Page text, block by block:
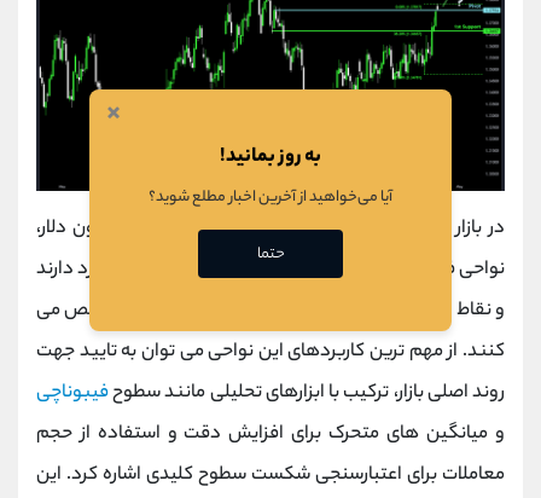
در بازار فارکس با حجم معاملات
روزانه بیش از 6 تریلیون دلار،
نواحی فیلیپ به عنوان ابزاری کلیدی درپرایس اکشن
کاربرد دارند
و نقاط
کم ‌ریسکی را برای معامله ‌گران مشخص می
کنند. از مهم ‌ترین کاربردهای این نواحی می ‌توان به تایید جهت
روند اصلی بازار، ترکیب با ابزارهای تحلیلی مانند سطوحفیبوناچی
و میانگین‌ های متحرک برای افزایش دقت و استفاده از حجم
معاملات برای اعتبارسنجی شکست سطوح کلیدی اشاره کرد. این
×
به روز بمانید!
آیا می‌خواهید از آخرین اخبار مطلع شوید؟
حتما